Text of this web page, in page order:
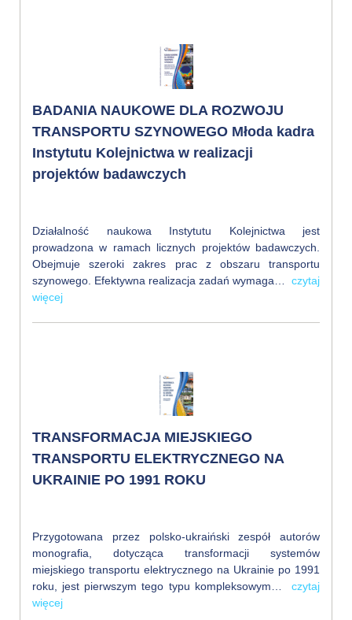
BADANIA NAUKOWE DLA ROZWOJU
TRANSPORTU SZYNOWEGO Młoda kadra
Instytutu Kolejnictwa w realizacji
projektów badawczych
Działalność naukowa Instytutu Kolejnictwa jest
prowadzona w ramach licznych projektów badawczych.
Obejmuje szeroki zakres prac z obszaru transportu
szynowego. Efektywna realizacja zadań wymaga… czytaj
więcej
TRANSFORMACJA MIEJSKIEGO
TRANSPORTU ELEKTRYCZNEGO NA
UKRAINIE PO 1991 ROKU
Przygotowana przez polsko-ukraiński zespół autorów
monografia, dotycząca transformacji systemów
miejskiego transportu elektrycznego na Ukrainie po 1991
roku, jest pierwszym tego typu kompleksowym… czytaj
więcej